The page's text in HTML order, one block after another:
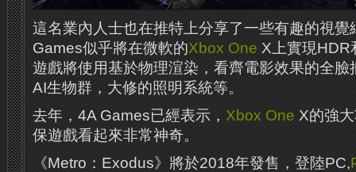
這名業內人士也在推特上分享了一些有趣的視覺
Games似乎將在微軟的Xbox One X上實現HDR
遊戲將使用基於物理渲染，看齊電影效果的全臉
AI生物群，大修的照明系統等。
去年，4A Games已經表示， Xbox One X的強
保遊戲看起來非常神奇。
《Metro：Exodus》將於2018年發售，登陸PC,